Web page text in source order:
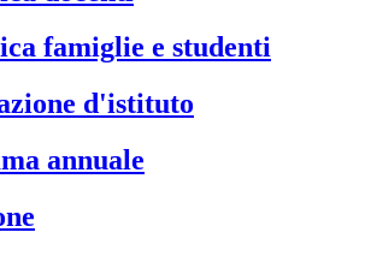
famiglie e studenti
d'istituto
annuale